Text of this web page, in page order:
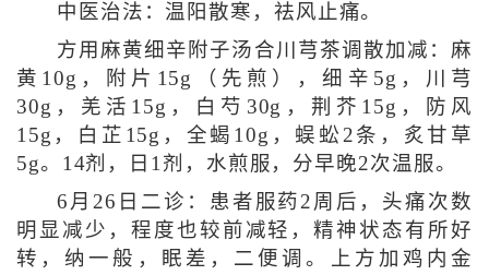
中医治法：温阳散寒，祛风止痛。
方用麻黄细辛附子汤合川芎茶调散加减：麻
黄10g，附片15g（先煎），细辛5g，川芎
30g，羌活15g，白芍30g，荆芥15g，防风
15g，白芷15g，全蝎10g，蜈蚣2条，炙甘草
5g。14剂，日1剂，水煎服，分早晚2次温服。
6月26日二诊：患者服药2周后，头痛次数
明显减少，程度也较前减轻，精神状态有所好
转，纳一般，眠差，二便调。上方加鸡内金